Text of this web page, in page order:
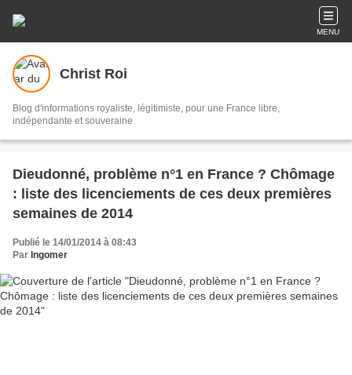
MENU
Christ Roi
Blog d'informations royaliste, légitimiste, pour une France libre,
indépendante et souveraine
Dieudonné, problème n°1 en France ? Chômage
: liste des licenciements de ces deux premières
semaines de 2014
Publié le 14/01/2014 à 08:43
Par Ingomer